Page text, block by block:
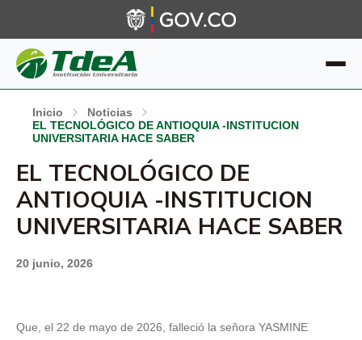
Inicio
Noticias
EL TECNOLÓGICO DE ANTIOQUIA -INSTITUCION
UNIVERSITARIA HACE SABER
EL TECNOLÓGICO DE
ANTIOQUIA -INSTITUCION
UNIVERSITARIA HACE SABER
20 junio, 2026
Que, el 22 de mayo de 2026, falleció la señora YASMINE